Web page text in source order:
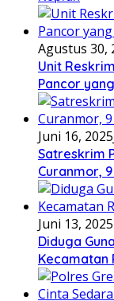
Agustus 30,
Unit
Pancor
Juni 16, 2025
Satreskrim
Curanmor,
Juni 13, 2025
Diduga
Kecamatan